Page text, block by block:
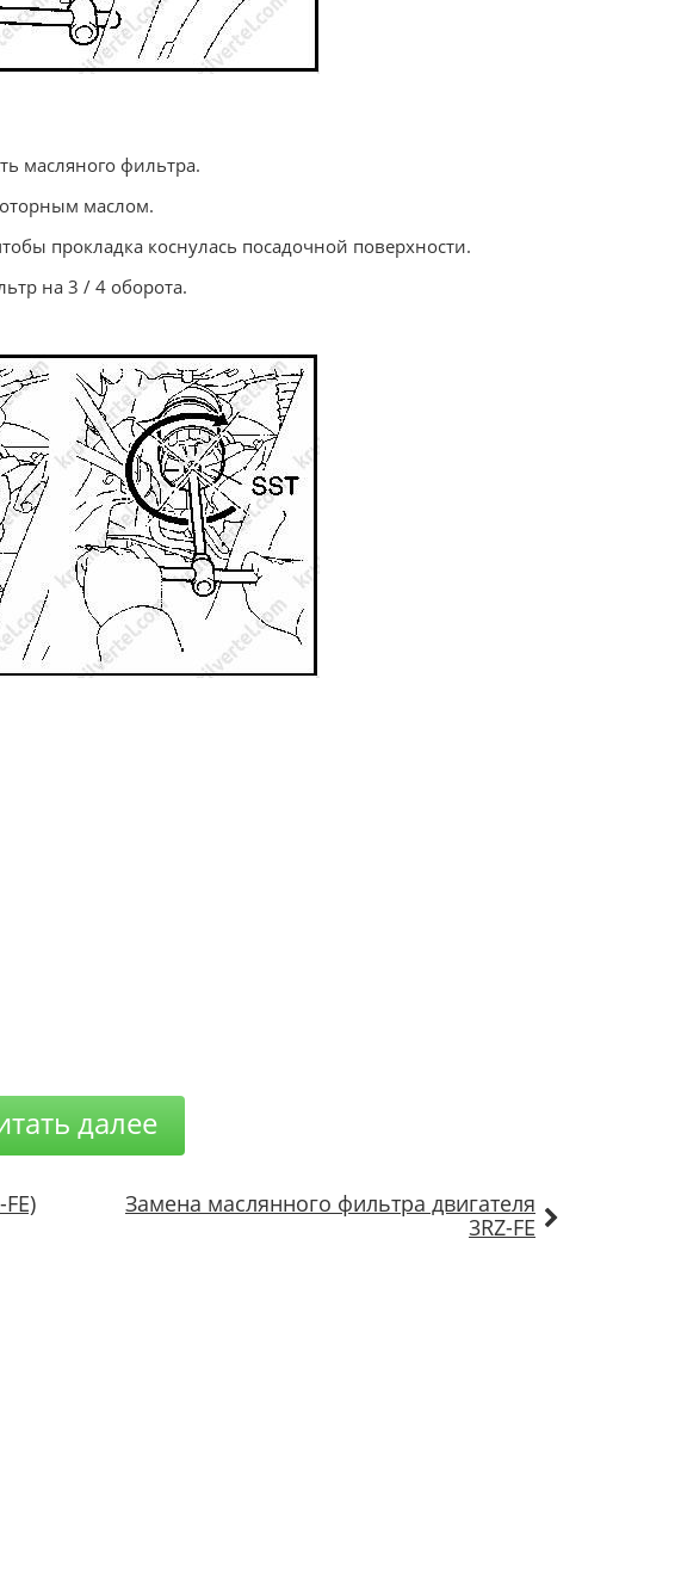
масляного фильтра.
маслом.
прокладка коснулась посадочной поверхности.
на 3 / 4 оборота.
далее
Замена маслянного фильтра двигателя
3RZ-FE